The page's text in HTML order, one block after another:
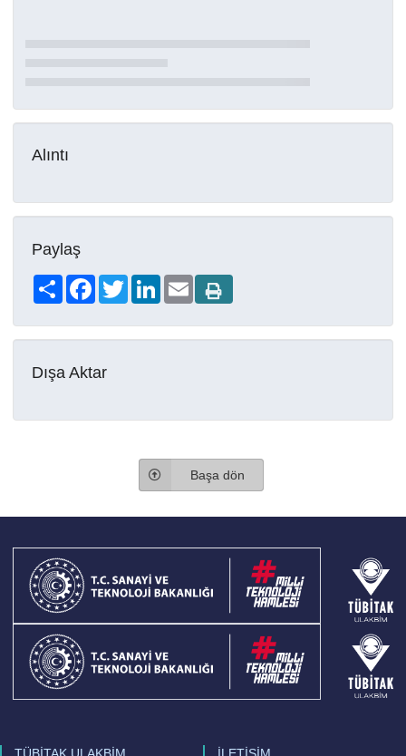
Alıntı
Paylaş
Share FacebookTwitterLinkedIn
Email
Dışa Aktar
Başa dön